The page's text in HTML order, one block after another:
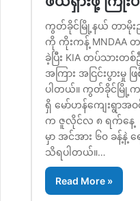
ကွတ်ခိုင်မြို့နယ် တာမိုး
ကို ကိုးကန့် MNDAA
ခဲ့ပြီး KIA တပ်သား
အကြား အငြင်းပွားမှု
ပါတယ်။ ကွတ်ခိုင်မြို့က
ရှိ မော်ဟန်ကျေးရွာအ
က ဇူလိုင်လ ၈ ရက်နေ့
မှာ အင်အား ၆၀ ခန့်နဲ့
သိရပါတယ်။…
Read More »